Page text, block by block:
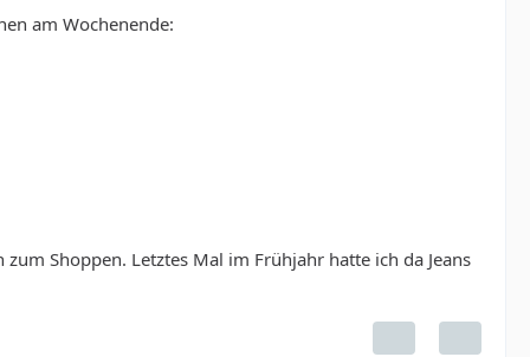
am Wochenende:
Shoppen. Letztes Mal im Frühjahr hatte ich da Jeans